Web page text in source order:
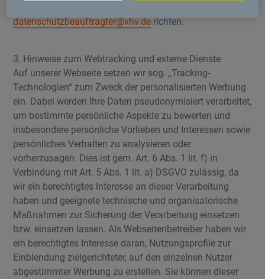
datenschutzbeauftragter@vhv.derichten.
3. Hinweise zum Webtracking und externe Dienste
Auf unserer Webseite setzen wir sog. „Tracking-
Technologien“ zum Zweck der personalisierten Werbung
ein. Dabei werden Ihre Daten pseudonymisiert verarbeitet,
um bestimmte persönliche Aspekte zu bewerten und
insbesondere persönliche Vorlieben und Interessen sowie
persönliches Verhalten zu analysieren oder
vorherzusagen. Dies ist gem. Art. 6 Abs. 1 lit. f) in
Verbindung mit Art. 5 Abs. 1 lit. a) DSGVO zulässig, da
wir ein berechtigtes Interesse an dieser Verarbeitung
haben und geeignete technische und organisatorische
Maßnahmen zur Sicherung der Verarbeitung einsetzen
bzw. einsetzen lassen. Als Webseitenbetreiber haben wir
ein berechtigtes Interesse daran, Nutzungsprofile zur
Einblendung zielgerichteter, auf den einzelnen Nutzer
abgestimmter Werbung zu erstellen. Sie können dieser